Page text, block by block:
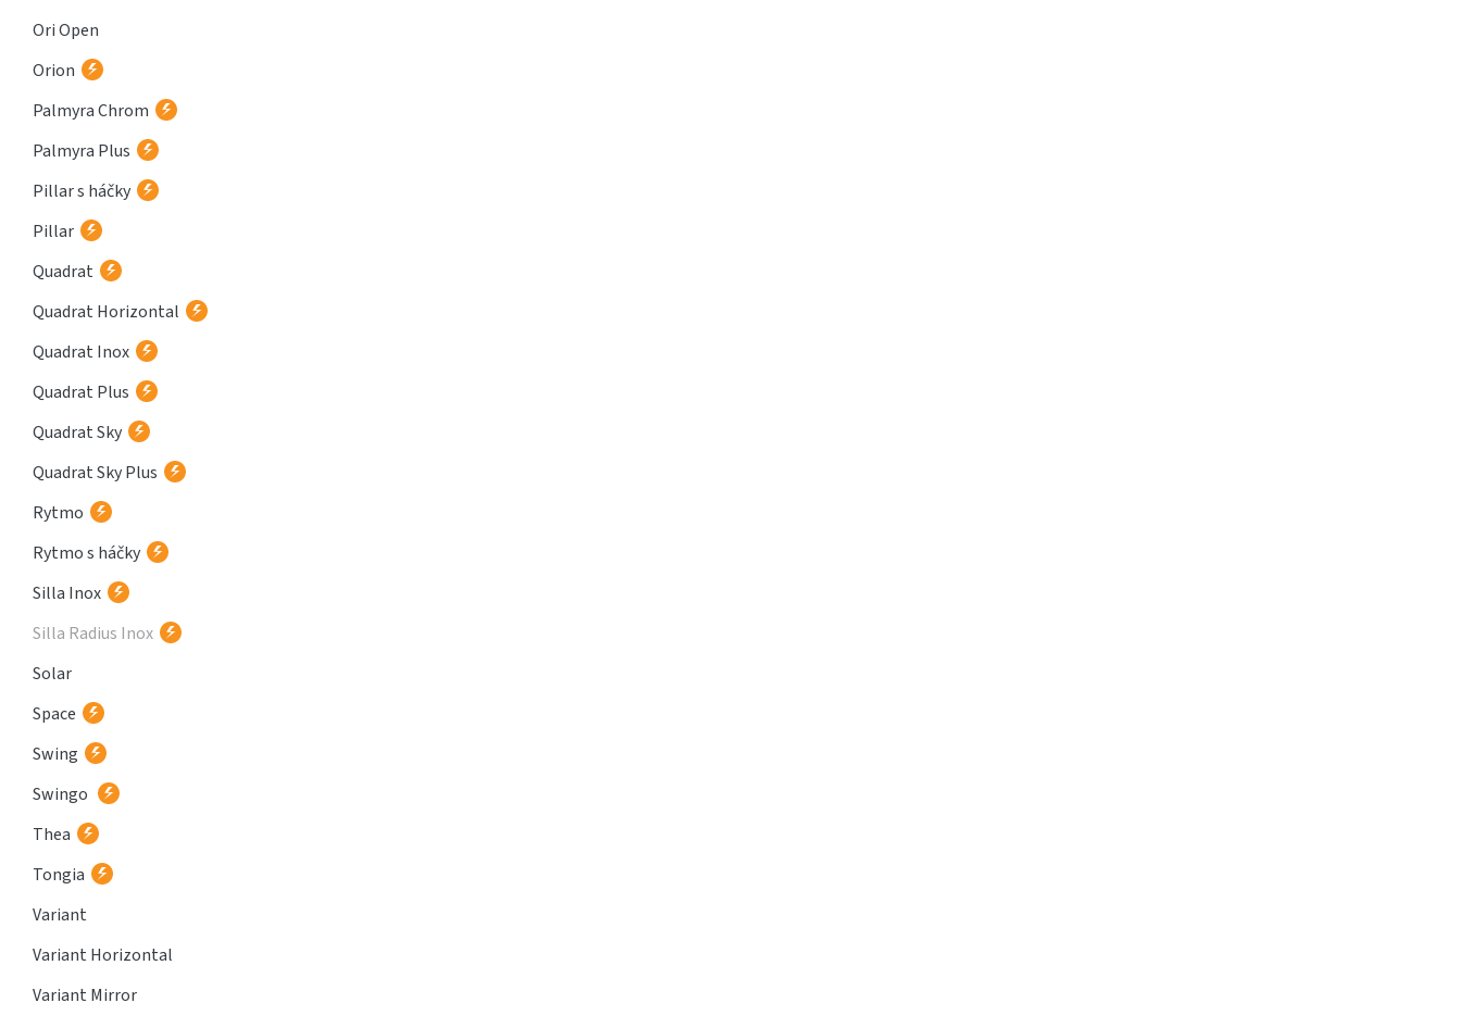
Ori Open
Orion
Palmyra Chrom
Palmyra Plus
Pillar s háčky
Pillar
Quadrat
Quadrat Horizontal
Quadrat Inox
Quadrat Plus
Quadrat Sky
Quadrat Sky Plus
Rytmo
Rytmo s háčky
Silla Inox
Silla Radius Inox
Solar
Space
Swing
Swingo
Thea
Tongia
Variant
Variant Horizontal
Variant Mirror